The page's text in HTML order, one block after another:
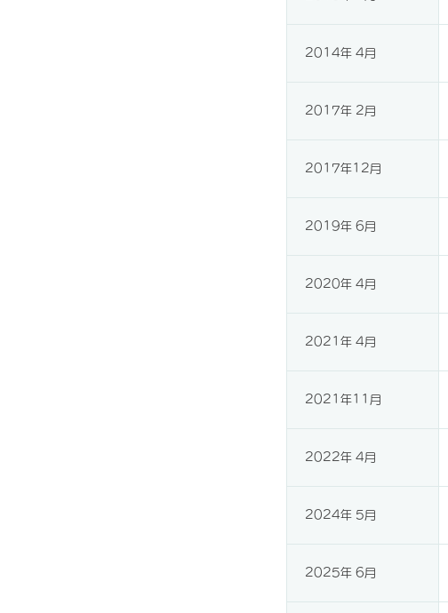
2014年 4月
2017年 2月
2017年12月
2019年 6月
2020年 4月
2021年 4月
2021年11月
2022年 4月
2024年 5月
2025年 6月